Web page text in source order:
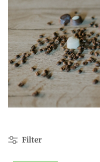
Filter